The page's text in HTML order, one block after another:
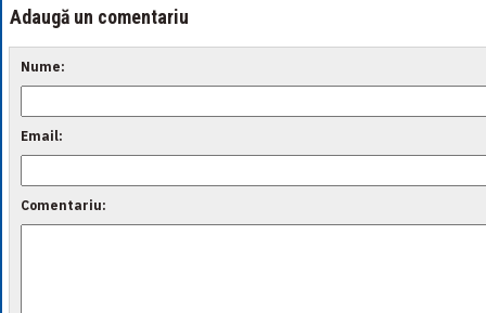
Adaugă un comentariu
Nume:
Email:
Comentariu: